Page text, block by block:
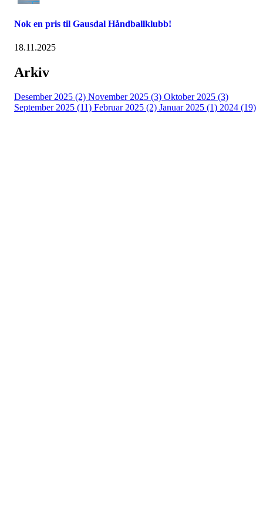
Nok en pris til Gausdal Håndballklubb!
18.11.2025
Arkiv
Desember 2025 (2) November 2025 (3) Oktober 2025 (3)
September 2025 (11) Februar 2025 (2) Januar 2025 (1) 2024 (19)